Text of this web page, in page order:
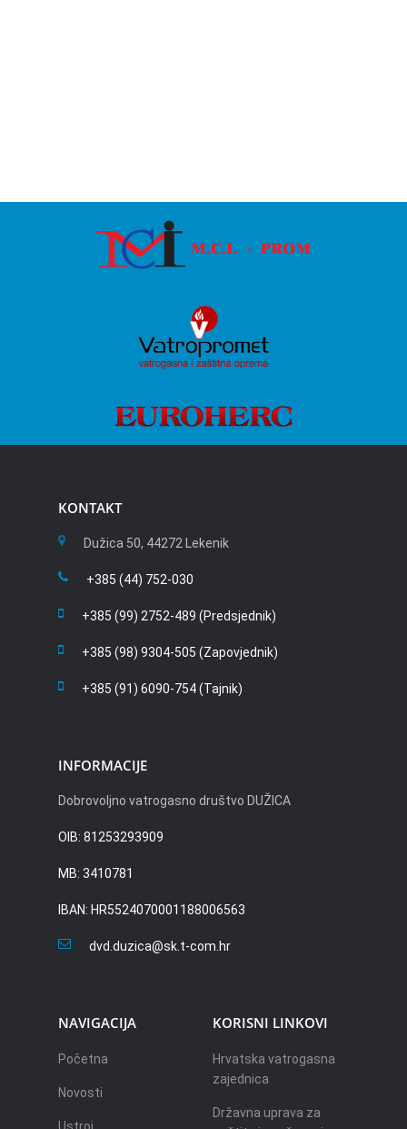
KONTAKT
Dužica 50, 44272 Lekenik
+385 (44) 752-030
+385 (99) 2752-489 (Predsjednik)
+385 (98) 9304-505 (Zapovjednik)
+385 (91) 6090-754 (Tajnik)
INFORMACIJE
Dobrovoljno vatrogasno društvo DUŽICA
OIB: 81253293909
MB: 3410781
IBAN: HR5524070001188006563
dvd.duzica@sk.t-com.hr
NAVIGACIJA
Početna
Novosti
KORISNI LINKOVI
Hrvatska vatrogasna
zajednica
Državna uprava za